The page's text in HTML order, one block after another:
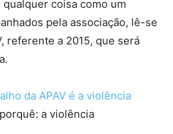
coisa como um
pela associação, lê-se
referente a 2015, que será
da APAV é a violência
a violência